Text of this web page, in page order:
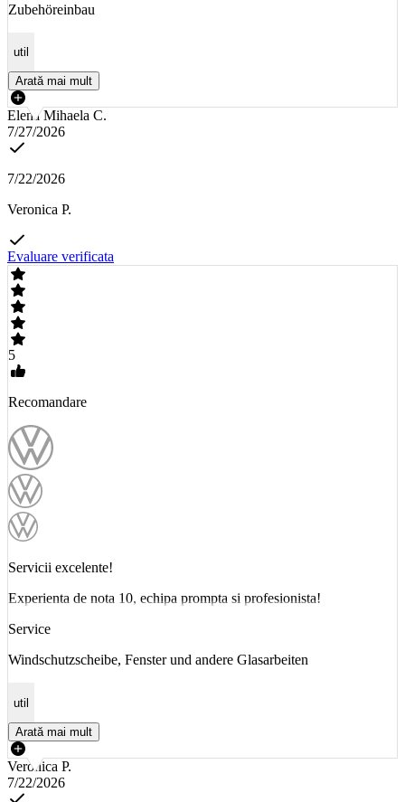
Zubehöreinbau
util
Arată mai mult
Elena Mihaela C.
7/27/2026
7/22/2026
Veronica P.
Evaluare verificata
5
Recomandare
Servicii excelente!
Experienta de nota 10, echipa prompta si profesionista!
Service
Windschutzscheibe, Fenster und andere Glasarbeiten
util
Arată mai mult
Veronica P.
7/22/2026